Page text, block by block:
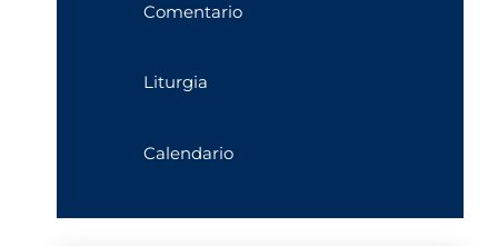
Comentario
Liturgia
Calendario